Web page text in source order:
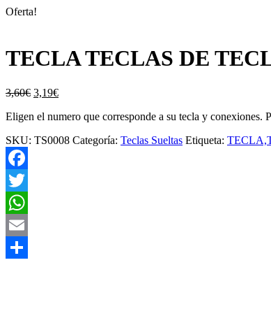
Oferta!
TECLA TECLAS DE
3,60€ El
original
3,60€.
3,19€El
actual
3,19€.
Eligen el numero que corresponde a su tecla y conexiones.
SKU: TS0008 Categoría: Teclas Sueltas Etiqueta:
Facebook
Twitter
WhatsApp
Email